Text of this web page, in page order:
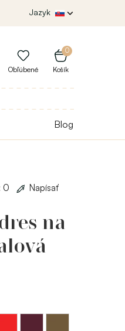
Jazyk
0
Košík
Obľúbené
Blog
0
Napísať
na